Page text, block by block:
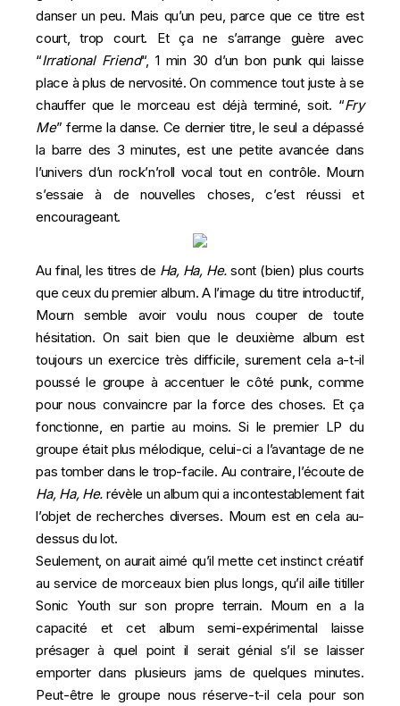
danser un peu. Mais qu’un peu, parce que ce titre est
court, trop court. Et ça ne s’arrange guère avec
“Irrational Friend“, 1 min 30 d’un bon punk qui laisse
place à plus de nervosité. On commence tout juste à se
chauffer que le morceau est déjà terminé, soit. “Fry
Me” ferme la danse. Ce dernier titre, le seul a dépassé
la barre des 3 minutes, est une petite avancée dans
l’univers d’un rock’n’roll vocal tout en contrôle. Mourn
s’essaie à de nouvelles choses, c’est réussi et
encourageant.
Au final, les titres de Ha, Ha, He. sont (bien) plus courts
que ceux du premier album. A l’image du titre introductif,
Mourn semble avoir voulu nous couper de toute
hésitation. On sait bien que le deuxième album est
toujours un exercice très difficile, surement cela a-t-il
poussé le groupe à accentuer le côté punk, comme
pour nous convaincre par la force des choses. Et ça
fonctionne, en partie au moins. Si le premier LP du
groupe était plus mélodique, celui-ci a l’avantage de ne
pas tomber dans le trop-facile. Au contraire, l’écoute de
Ha, Ha, He. révèle un album qui a incontestablement fait
l’objet de recherches diverses. Mourn est en cela au-
dessus du lot.
Seulement, on aurait aimé qu’il mette cet instinct créatif
au service de morceaux bien plus longs, qu’il aille titiller
Sonic Youth sur son propre terrain. Mourn en a la
capacité et cet album semi-expérimental laisse
présager à quel point il serait génial s’il se laisser
emporter dans plusieurs jams de quelques minutes.
Peut-être le groupe nous réserve-t-il cela pour son